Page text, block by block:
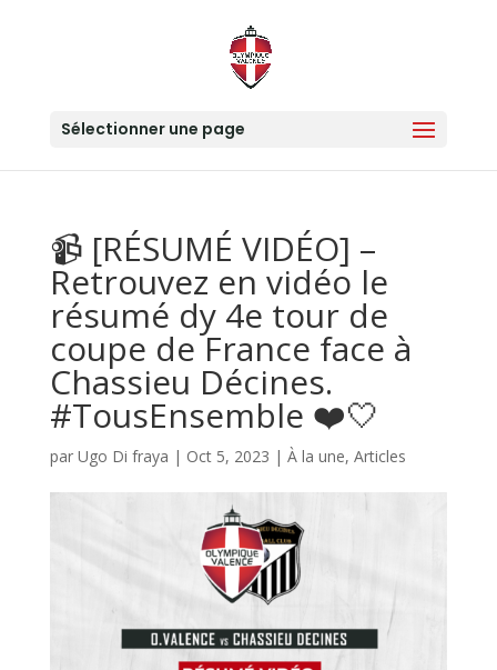
Sélectionner une page
📹 [RÉSUMÉ VIDÉO] –
Retrouvez en vidéo le
résumé dy 4e tour de
coupe de France face à
Chassieu Décines.
#TousEnsemble ❤️🤍
par Ugo Di fraya | Oct 5, 2023 | À la une, Articles